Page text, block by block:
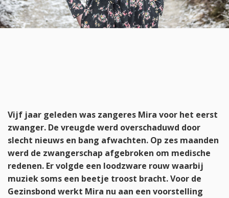
Vijf jaar geleden was zangeres Mira voor het eerst
zwanger. De vreugde werd overschaduwd door
slecht nieuws en bang afwachten. Op zes maanden
werd de zwangerschap afgebroken om medische
redenen. Er volgde een loodzware rouw waarbij
muziek soms een beetje troost bracht. Voor de
Gezinsbond werkt Mira nu aan een voorstelling